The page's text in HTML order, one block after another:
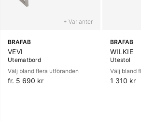
+ Varianter
BRAFAB
VEVI
Utematbord
Välj bland flera utföranden
fr. 5 690 kr
BRAFAB
WILKIE
Utestol
Välj bland
1 310 kr